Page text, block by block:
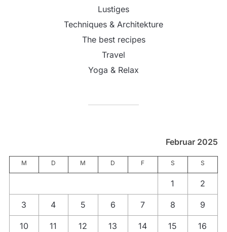
Lustiges
Techniques & Architekture
The best recipes
Travel
Yoga & Relax
Februar 2025
M D M D F S S
1 2
3 4 5 6 7 8 9
10 11 12 13 14 15 16